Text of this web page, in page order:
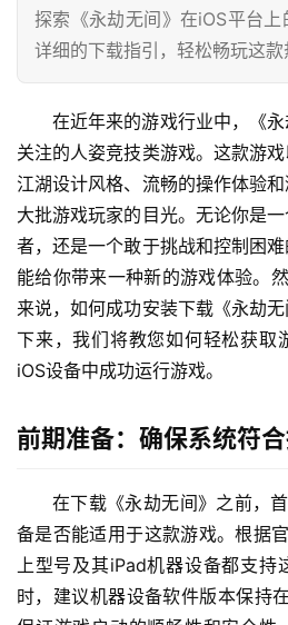
探索《永劫无间》在iOS平台
详细的下载指引，轻松畅玩这款
在近年来的游戏行业中，《
关注的人姿竞技类游戏。这款游
江湖设计风格、流畅的操作体验
大批游戏玩家的目光。无论你是
者，还是一个敢于挑战和控制困
能给你带来一种新的游戏体验。
来说，如何成功安装下载《永劫
下来，我们将教您如何轻松获取
iOS设备中成功运行游戏。
前期准备：确保系统符
在下载《永劫无间》之前，
备是否能适用于这款游戏。根据
上型号及其iPad机器设备都支持
时，建议机器设备软件版本保持